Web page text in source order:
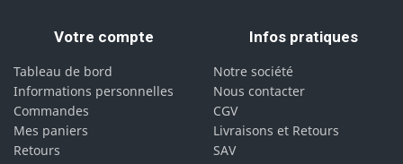
Votre compte
Tableau de bord
Informations personnelles
Commandes
Mes paniers
Retours
Infos pratiques
Notre société
Nous contacter
CGV
Livraisons et Retours
SAV